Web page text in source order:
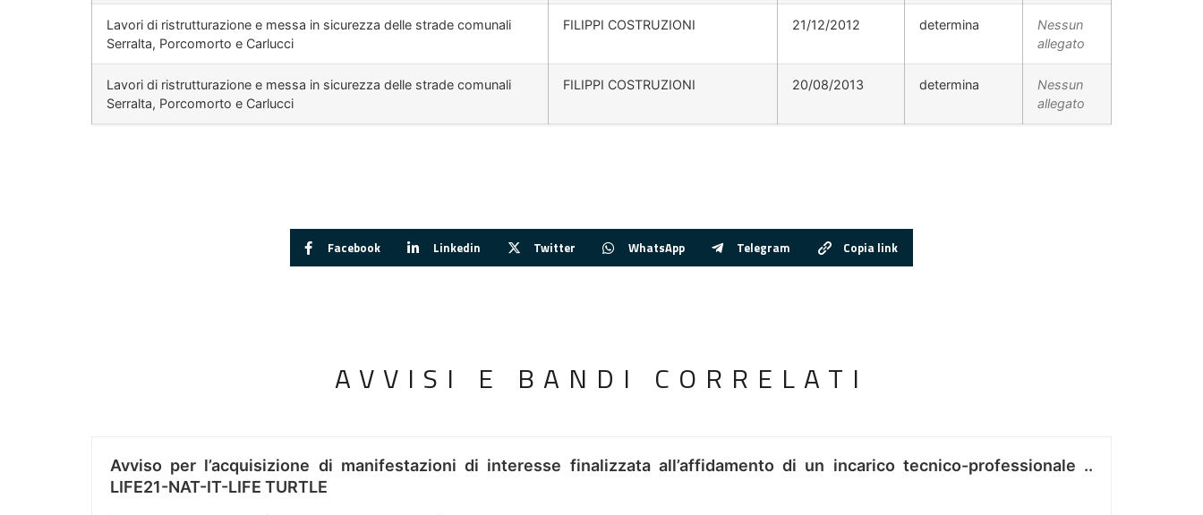
Lavori di ristrutturazione e messa in sicurezza delle strade comunali
Serralta, Porcomorto e Carlucci
FILIPPI COSTRUZIONI 21/12/2012 determina
Nessun
allegato
Lavori di ristrutturazione e messa in sicurezza delle strade comunali
Serralta, Porcomorto e Carlucci
FILIPPI COSTRUZIONI 20/08/2013 determina
Nessun
allegato
Facebook Linkedin Twitter WhatsApp Telegram Copia link
AVVISI E BANDI CORRELATI
Avviso per l’acquisizione di manifestazioni di interesse finalizzata all’affidamento di un incarico tecnico-professionale ..
LIFE21-NAT-IT-LIFE TURTLE